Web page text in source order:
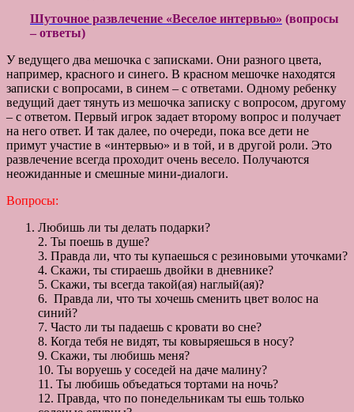
Шуточное развлечение «Веселое интервью» (вопросы
– ответы)
У ведущего два мешочка с записками. Они разного цвета,
например, красного и синего. В красном мешочке находятся
записки с вопросами, в синем – с ответами. Одному ребенку
ведущий дает тянуть из мешочка записку с вопросом, другому
– с ответом. Первый игрок задает второму вопрос и получает
на него ответ. И так далее, по очереди, пока все дети не
примут участие в «интервью» и в той, и в другой роли. Это
развлечение всегда проходит очень весело. Получаются
неожиданные и смешные мини-диалоги.
Вопросы:
Любишь ли ты делать подарки?
2. Ты поешь в душе?
3. Правда ли, что ты купаешься с резиновыми уточками?
4. Скажи, ты стираешь двойки в дневнике?
5. Скажи, ты всегда такой(ая) наглый(ая)?
6. Правда ли, что ты хочешь сменить цвет волос на
синий?
7. Часто ли ты падаешь с кровати во сне?
8. Когда тебя не видят, ты ковыряешься в носу?
9. Скажи, ты любишь меня?
10. Ты воруешь у соседей на даче малину?
11. Ты любишь объедаться тортами на ночь?
12. Правда, что по понедельникам ты ешь только